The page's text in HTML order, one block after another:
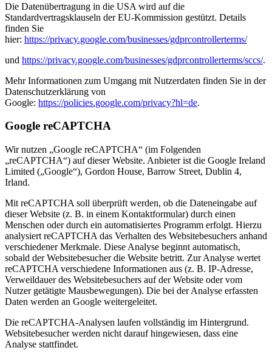
Die Datenübertragung in die USA wird auf die
Standardvertragsklauseln der EU-Kommission gestützt. Details
finden Sie
hier: https://privacy.google.com/businesses/gdprcontrollerterms/
und https://privacy.google.com/businesses/gdprcontrollerterms/sccs/.
Mehr Informationen zum Umgang mit Nutzerdaten finden Sie in der
Datenschutzerklärung von
Google: https://policies.google.com/privacy?hl=de.
Google reCAPTCHA
Wir nutzen „Google reCAPTCHA“ (im Folgenden
„reCAPTCHA“) auf dieser Website. Anbieter ist die Google Ireland
Limited („Google“), Gordon House, Barrow Street, Dublin 4,
Irland.
Mit reCAPTCHA soll überprüft werden, ob die Dateneingabe auf
dieser Website (z. B. in einem Kontaktformular) durch einen
Menschen oder durch ein automatisiertes Programm erfolgt. Hierzu
analysiert reCAPTCHA das Verhalten des Websitebesuchers anhand
verschiedener Merkmale. Diese Analyse beginnt automatisch,
sobald der Websitebesucher die Website betritt. Zur Analyse wertet
reCAPTCHA verschiedene Informationen aus (z. B. IP-Adresse,
Verweildauer des Websitebesuchers auf der Website oder vom
Nutzer getätigte Mausbewegungen). Die bei der Analyse erfassten
Daten werden an Google weitergeleitet.
Die reCAPTCHA-Analysen laufen vollständig im Hintergrund.
Websitebesucher werden nicht darauf hingewiesen, dass eine
Analyse stattfindet.